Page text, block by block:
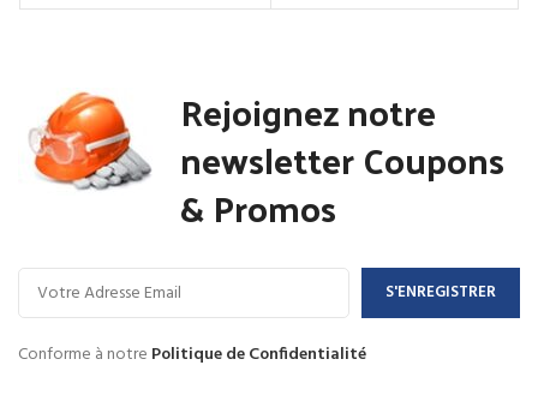
Rejoignez notre
newsletter Coupons
& Promos
Conforme à notre Politique de Confidentialité